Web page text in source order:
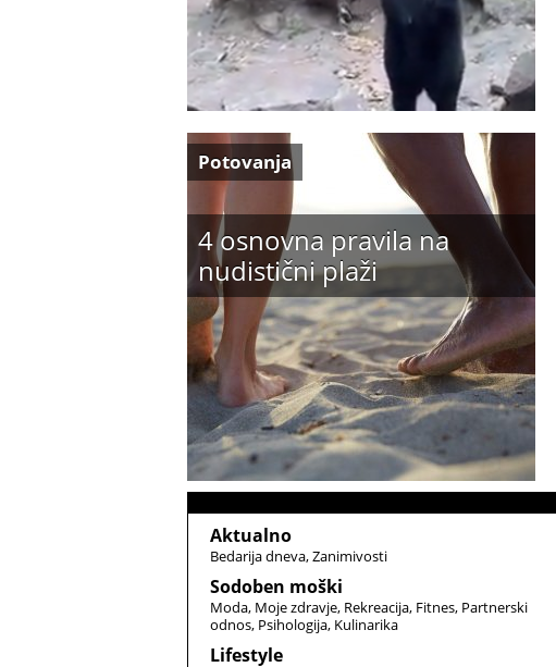
4 osnovna pravila na
nudistični plaži
Potovanja
Aktualno
Bedarija dneva Zanimivosti
Sodoben moški
Moda Moje zdravje Rekreacija Fitnes Partnerski
odnos Psihologija Kulinarika
Lifestyle